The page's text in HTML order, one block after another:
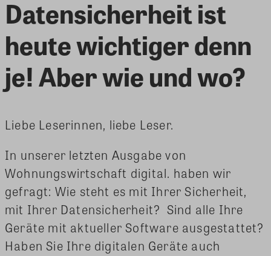
Datensicherheit ist
heute wichtiger denn
je! Aber wie und wo?
Liebe Leserinnen, liebe Leser.
In unserer letzten Ausgabe von
Wohnungswirtschaft digital. haben wir
gefragt: Wie steht es mit Ihrer Sicherheit,
mit Ihrer Datensicherheit? Sind alle Ihre
Geräte mit aktueller Software ausgestattet?
Haben Sie Ihre digitalen Geräte auch